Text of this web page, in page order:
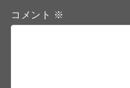
コメント ※